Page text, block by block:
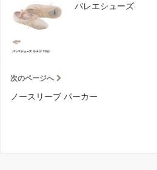
バレエシューズ
次のページへ
ノースリーブ パーカー